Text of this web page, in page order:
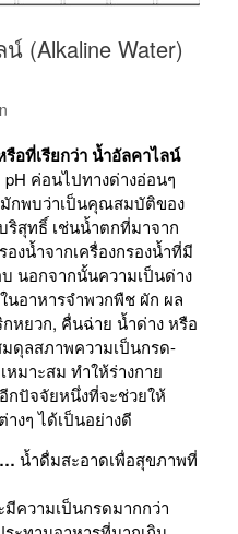
(Alkaline Water)
อที่เรียกว่า น้ำอัลคาไลน์
ค่อนไปทางด่างอ่อนๆ
กพบว่าเป็นคุณสมบัติของ
สุทธิ์ เช่นน้ำตกที่มาจาก
งน้ำจากเครื่องกรองน้ำที่มี
นอกจากนั้นความเป็นด่าง
อาหารจำพวกพืช ผัก ผล
หยวก, คื่นฉ่าย น้ำด่าง หรือ
ดุลสภาพความเป็นกรด-
หมาะสม ทำให้ร่างกาย
กปัจจัยหนึ่งที่จะช่วยให้
งๆ ได้เป็นอย่างดี
… น้ำดื่มสะอาดเพื่อสุขภาพที่
มีความเป็นกรดมากกว่า